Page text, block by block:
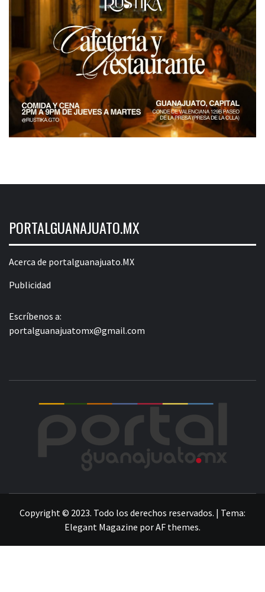
PORTALGUANAJUATO.MX
Acerca de portalguanajuato.MX
Publicidad
Escríbenos a:
portalguanajuatomx@gmail.com
Copyright © 2023. Todo los derechos reservados. | Tema:
Elegant Magazine porAF themes.